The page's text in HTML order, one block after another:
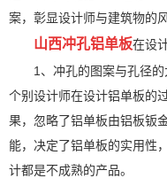
案，彰显设计师与建筑物的
山西冲孔铝单板在设
1、冲孔的图案与孔径
个别设计师在设计铝单板的
果，忽略了铝单板由铝板钣
能，决定了铝单板的实用性
计都是不成熟的产品。